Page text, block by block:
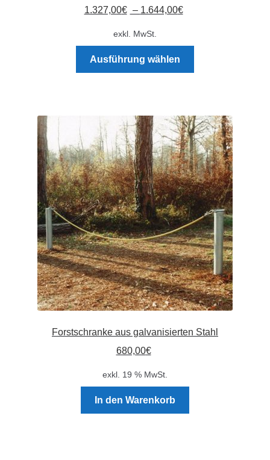
1.327,00€ – 1.644,00€
exkl. MwSt.
Ausführung wählen
auf.
Die
Optionen
können
auf
der
Produktseite
gewählt
werden
Forstschranke aus galvanisierten Stahl
680,00€
exkl. 19 % MwSt.
In den Warenkorb